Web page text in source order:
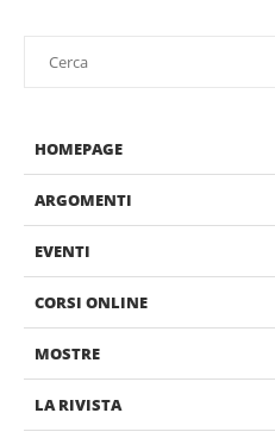
HOMEPAGE
ARGOMENTI
EVENTI
CORSI ONLINE
MOSTRE
LA RIVISTA